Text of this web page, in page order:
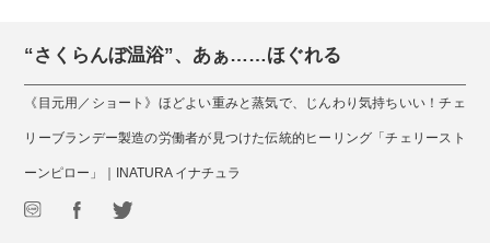
“さくらんぼ温浴”、あぁ……ほぐれる
《目元用／ショート》ほどよい重みと蒸気で、じんわり気持ちいい！チェ
リーブランデー製造の労働者が見つけた伝統的ヒーリング「チェリースト
ーンピロー」｜INATURA イナチュラ